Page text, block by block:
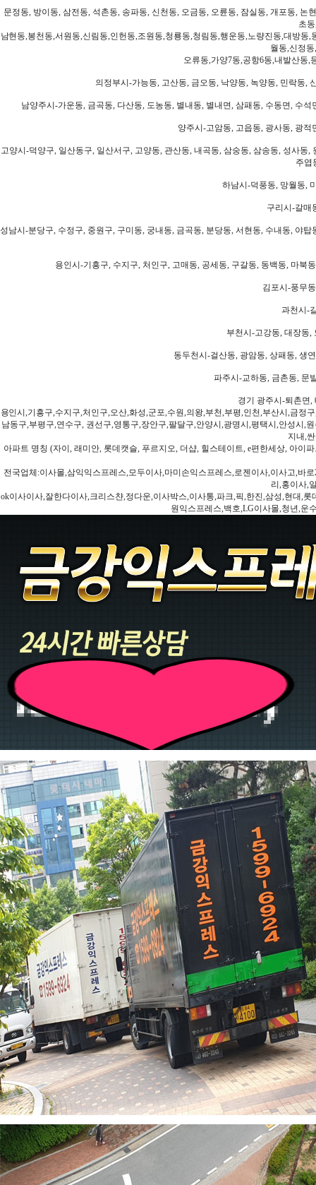
문정동, 방이동, 삼전동, 석촌동, 송파동, 신천동, 오금동, 오륜동, 잠실동, 개포동,
초
남현동,봉천동,서원동,신림동,인헌동,조원동,청룡동,청림동,행운동,노량진동,대방
월동,신정
오류동,가양7동,공항6동,내발산동,
의정부시-가능동, 고산동, 금오동, 낙양동, 녹양동, 민락동,
남양주시-가운동, 금곡동, 다산동, 도농동, 별내동, 별내면, 삼패동, 수동면, 수
양주시-고암동, 고읍동, 광사동, 광
고양시-덕양구, 일산동구, 일산서구, 고양동, 관산동, 내곡동, 삼숭동, 삼송동, 성사
주엽
하남시-덕풍동, 망월동,
구리시-갈매
성남시-분당구, 수정구, 중원구, 구미동, 궁내동, 금곡동, 분당동, 서현동, 수내동, 야
용인시-기흥구, 수지구, 처인구, 고매동, 공세동, 구갈동, 동백동, 마북
김포시-풍무
과천시-
부천시-고강동, 대장동,
동두천시-걸산동, 광암동, 상패동, 생
파주시-교하동, 금촌동, 문
경기 광주시-퇴촌면,
용인시,기흥구,수지구,처인구,오산,화성,군포,수원,의왕,부천,부평,인천,부산시,금
남동구,부평구,연수구, 권선구,영통구,장안구,팔달구,안양시,광명시,평택시,안성시,
지내,
아파트 명칭 (자이, 래미안, 롯데캣슬, 푸르지오, 더샵, 힐스테이트, e편한세상, 아이
전국업체:이사몰,삼익익스프레스,모두이사,마미손익스프레스,로젠이사,이사고,바
리,홍이사,
ok이사이사,잘한다이사,크리스챤,정다운,이사박스,이사통,파크,픽,한진,삼성,현대,
원익스프레스,백호,LG이사몰,청년,운